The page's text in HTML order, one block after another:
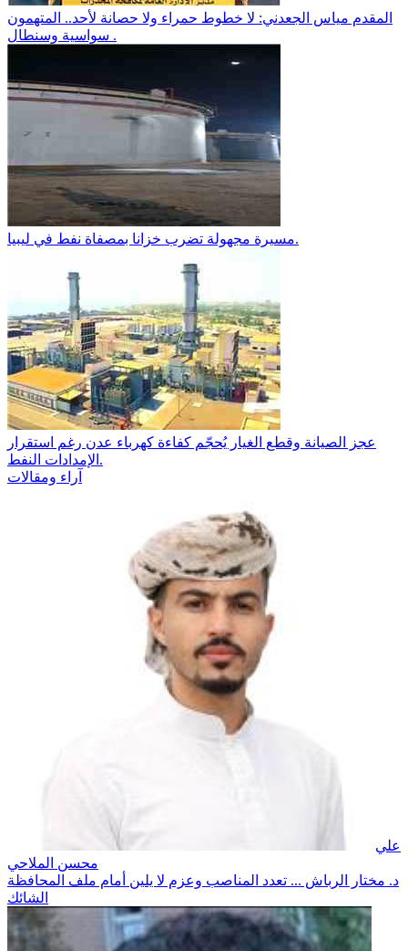
المقدم مياس الجعدني: لا خطوط حمراء ولا حصانة لأحد.. المتهمون
سواسية وسنطال .
مسيرة مجهولة تضرب خزانا بمصفاة نفط في ليبيا.
عجز الصيانة وقطع الغيار يُحجّم كفاءة كهرباء عدن رغم استقرار
الإمدادات النفط.
آراء ومقالات
علي
محسن الملاحي
د. مختار الرباش ... تعدد المناصب وعزم لا يلين أمام ملف المحافظة
الشائك